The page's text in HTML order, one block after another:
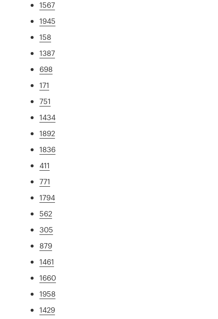
1567
1945
158
1387
698
171
751
1434
1892
1836
411
771
1794
562
305
879
1461
1660
1958
1429